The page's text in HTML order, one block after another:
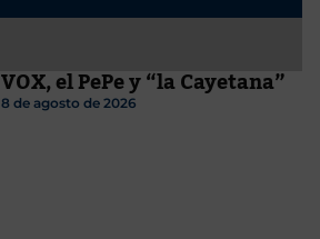
VOX, el PePe y “la Cayetana”
8 de agosto de 2026